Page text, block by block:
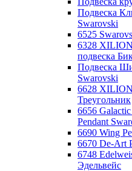
Подвеска
Swarovski
6525
6328
подвеска
Подвеска
Swarovski
6628 XILION
Треугольник
6656
Pendant
6690 Wing
6670 De-Art
6748
Эдельвейс